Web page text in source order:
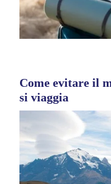
Come evitare il
si viaggia